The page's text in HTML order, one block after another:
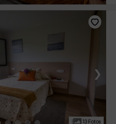
›
13 Fotos